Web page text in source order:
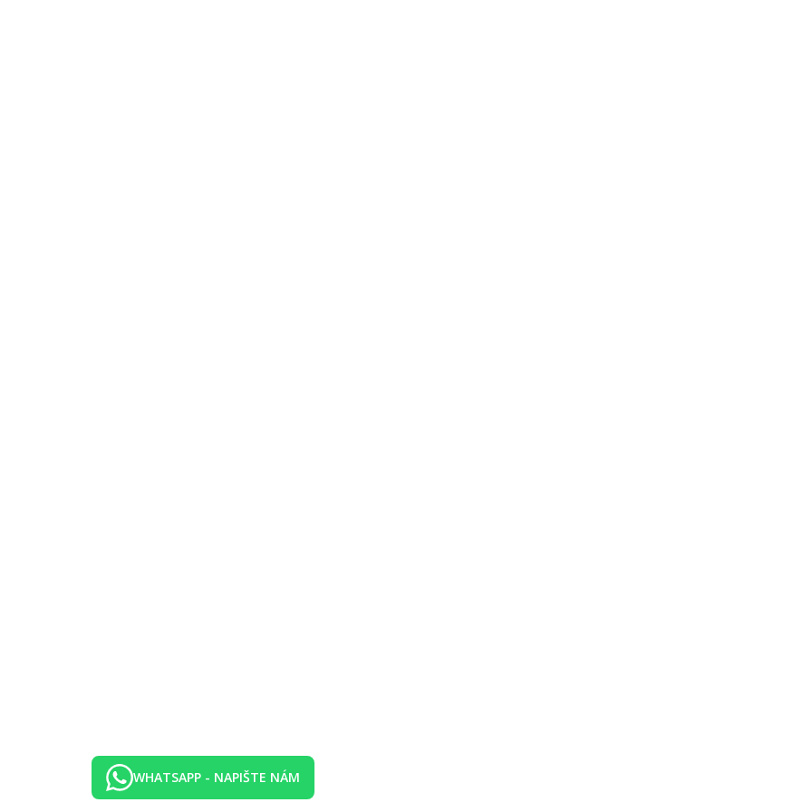
obchod, kongresové centrum, čistírna, kadeřnictví. V zahradě bazén, bar u bazénu a terasa s lehátky, bali postele a slunečníky zdarma,
uvedené vybavení)
moře:
800 m (přístup hotelovým výtahem na chodník podél moře a silnice, vedoucí do centra). Známá a oblíbená pláž Playa Jardín s tmavým
lůžka, bi-termální a skotské sprchy, masáže, různé druhy procedur, salon krásy.
WHATSAPP - NAPIŠTE NÁM